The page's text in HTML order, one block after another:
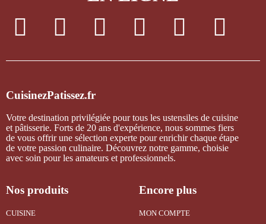
CuisinezPatissez.fr
Votre destination privilégiée pour tous les ustensiles de cuisine
et pâtisserie. Forts de 20 ans d'expérience, nous sommes fiers
de vous offrir une sélection experte pour enrichir chaque étape
de votre passion culinaire. Découvrez notre gamme, choisie
avec soin pour les amateurs et professionnels.
Nos produits
CUISINE
Encore plus
MON COMPTE